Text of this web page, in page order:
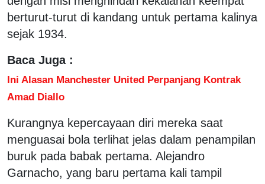
berturut-turut di kandang untuk pertama kalinya
sejak 1934.
Baca Juga :
Ini Alasan Manchester United Perpanjang Kontrak
Amad Diallo
Kurangnya kepercayaan diri mereka saat
menguasai bola terlihat jelas dalam penampilan
buruk pada babak pertama. Alejandro
Garnacho, yang baru pertama kali tampil